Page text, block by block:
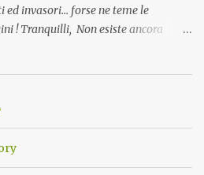
invasori... forse ne teme le
! Tranquilli, Non esiste ancora
una "False Flag", per provocare
da menti sane, potrebbe